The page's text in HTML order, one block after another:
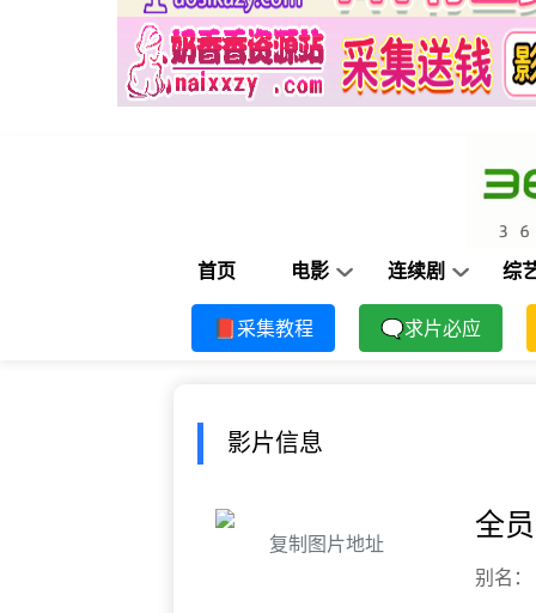
首页 电影 连续剧 综
📕采集教程 🗨求片必应
影片信息
复制图片地址
全
别名：